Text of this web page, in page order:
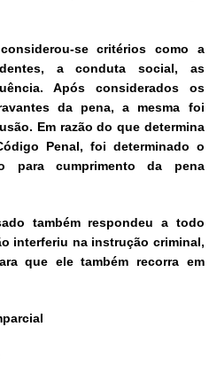
se critérios como a
a conduta social, as
Após considerados os
da pena, a mesma foi
Em razão do que determina
Penal, foi determinado o
para cumprimento da pena
também respondeu a todo
interferiu na instrução criminal,
que ele também recorra em